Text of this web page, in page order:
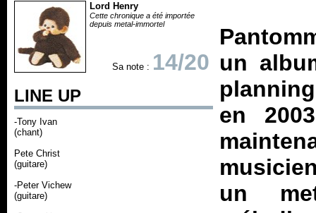
Lord Henry
Cette chronique a été importée
depuis metal-immortel
Sa note : 14/20
LINE UP
-Tony Ivan
(chant)
Pete Christ
(guitare)
-Peter Vichew
(guitare)
un
en
un